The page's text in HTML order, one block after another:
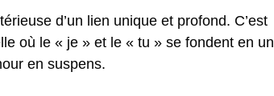
d’un lien unique et profond. C’est
où le « je » et le « tu » se fondent en un
en suspens.